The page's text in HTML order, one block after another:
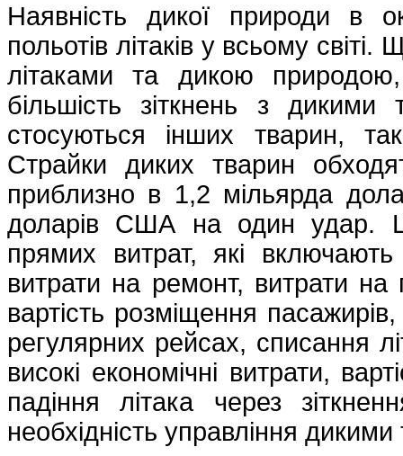
Наявність дикої природи в
польотів літаків у всьому
літаками та дикою
більшість зіткнень з
стосуються інших тварин,
Страйки диких тварин
приблизно в 1,2 мільярда
доларів США на один удар.
прямих витрат, які
витрати на ремонт, витрати на
вартість розміщення
регулярних рейсах, списання
високі економічні витрати,
падіння літака через
необхідність управління